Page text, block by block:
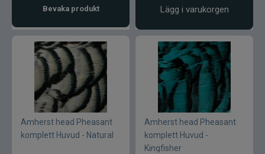
Bevaka produkt Lägg i varukorgen
Amherst head Pheasant
komplett Huvud - Natural
Amherst head Pheasant
komplett Huvud -
Kingfisher